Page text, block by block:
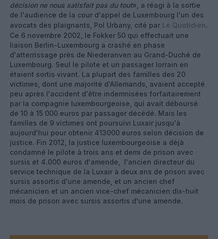
décision ne nous satisfait pas du tout», a réagi à la sortie
de l'audience de la cour d'appel de Luxembourg l'un des
avocats des plaignants, Pol Urbany, cité par Le Quotidien.
Ce 6 novembre 2002, le Fokker 50 qui effectuait une
liaison Berlin-Luxembourg a crashé en phase
d'atterrissage près de Niederanven au Grand-Duché de
Luxembourg. Seul le pilote et un passager lorrain en
étaient sortis vivant. La plupart des familles des 20
victimes, dont une majorité d'Allemands, avaient accepté
peu après l'accident d'être indemnisées forfaitairement
par la compagnie luxembourgeoise, qui avait déboursé
de 10 à 15 000 euros par passager décédé. Mais les
familles de 9 victimes ont poursuivi Luxair jusqu'à
aujourd'hui pour obtenir 413000 euros selon décision de
justice. Fin 2012, la justice luxembourgeoise a déjà
condamné le pilote à trois ans et demi de prison avec
sursis et 4.000 euros d'amende, l'ancien directeur du
service technique de la Luxair à deux ans de prison avec
sursis assortis d'une amende, et un ancien chef
mécanicien et un ancien vice-chef mécanicien dix-huit
mois de prison avec sursis assortis d'une amende.